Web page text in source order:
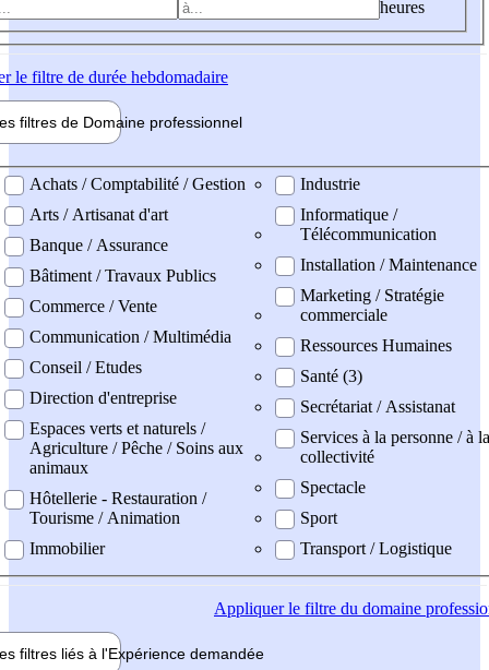
heures
le filtre de durée hebdomadaire
filtres de Domaine professionnel
professionel
Achats / Comptabilité / Gestion
Arts / Artisanat d'art
Banque / Assurance
Bâtiment / Travaux Publics
Commerce / Vente
Communication / Multimédia
Conseil / Etudes
Direction d'entreprise
Espaces verts et naturels /
Agriculture / Pêche / Soins aux
animaux
Hôtellerie - Restauration /
Tourisme / Animation
Immobilier
Industrie
Informatique /
Télécommunication
Installation / Maintenance
Marketing / Stratégie
commerciale
Ressources Humaines
Santé (3)
Secrétariat / Assistanat
Services à la personne / à la
collectivité
Spectacle
Sport
Transport / Logistique
Appliquerle filtre du domaine
filtres liés à l'Expérience demandée